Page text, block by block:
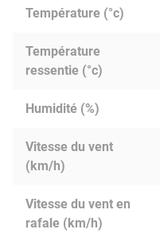
Température (°c)
Température
ressentie (°c)
Humidité (%)
Vitesse du vent
(km/h)
Vitesse du vent en
rafale (km/h)